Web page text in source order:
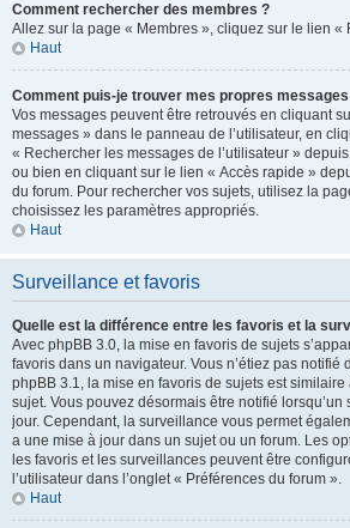
Comment rechercher des membres ?
Allez sur la page « Membres », cliquez sur le lien «
Haut
Comment puis-je trouver mes propres
Vos messages peuvent être retrouvés en cliquant
messages » dans le panneau de l’utilisateur, en
« Rechercher les messages de l’utilisateur »
ou bien en cliquant sur le lien « Accès rapide »
du forum. Pour rechercher vos sujets, utilisez la
choisissez les paramètres appropriés.
Haut
Surveillance et favoris
Quelle est la différence entre les favoris et la
Avec phpBB 3.0, la mise en favoris de sujets
favoris dans un navigateur. Vous n’étiez pas notifié
phpBB 3.1, la mise en favoris de sujets est similaire
sujet. Vous pouvez désormais être notifié lorsqu’un
jour. Cependant, la surveillance vous permet
a une mise à jour dans un sujet ou un forum. Les
les favoris et les surveillances peuvent être
l’utilisateur dans l’onglet « Préférences du forum ».
Haut